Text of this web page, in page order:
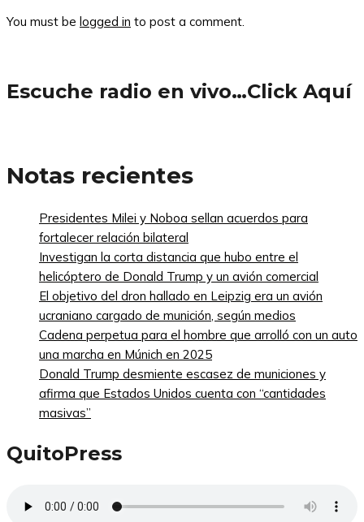
You must be logged in to post a comment.
Escuche radio en vivo…Click Aquí
Notas recientes
Presidentes Milei y Noboa sellan acuerdos para
fortalecer relación bilateral
Investigan la corta distancia que hubo entre el
helicóptero de Donald Trump y un avión comercial
El objetivo del dron hallado en Leipzig era un avión
ucraniano cargado de munición, según medios
Cadena perpetua para el hombre que arrolló con un auto
una marcha en Múnich en 2025
Donald Trump desmiente escasez de municiones y
afirma que Estados Unidos cuenta con “cantidades
masivas”
QuitoPress